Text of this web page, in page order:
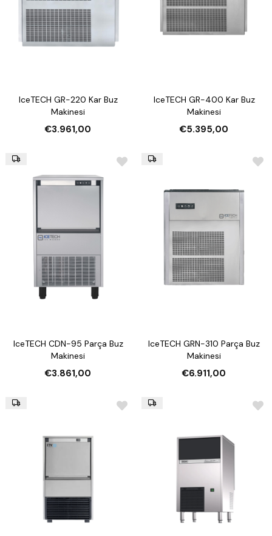
IceTECH GR-220 Kar Buz
Makinesi
€3.961,00
IceTECH GR-400 Kar Buz
Makinesi
€5.395,00
IceTECH CDN-95 Parça Buz
Makinesi
€3.861,00
IceTECH GRN-310 Parça Buz
Makinesi
€6.911,00